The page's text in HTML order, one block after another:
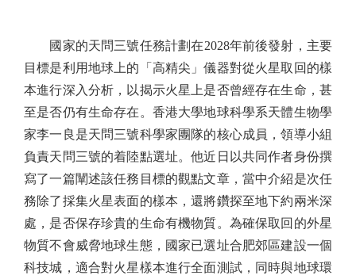
國家的天問三號任務計劃在2028年前後發射，主要
目標是利用地球上的「高精尖」儀器對從火星取回的樣
本進行深入分析，以揭示火星上是否曾經存在生命，甚
至是否仍有生命存在。香港大學地球科學系天體生物學
家李一良是天問三號科學家團隊的核心成員，領導小組
負責天問三號的着陸點選址。他近日以共同作者身份撰
寫了一篇闡述該任務目標的觀點文章，當中介紹是次任
務除了採集火星表面的樣本，還將鑽探至地下約兩米深
處，是否保存珍貴的生命有機物質。為確保取回的外星
物質不會威脅地球生態，國家已選址合肥郊區建設一個
科技城，適合對火星樣本進行全面測試，同時與地球環